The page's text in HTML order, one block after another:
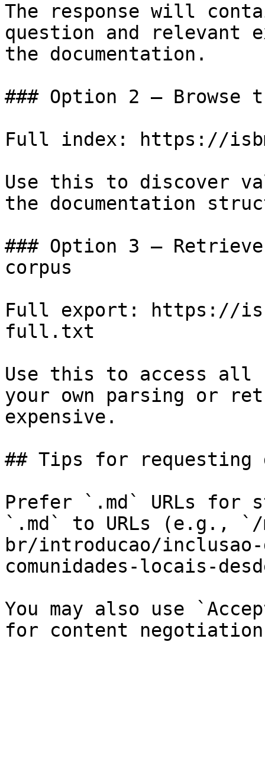
The response will
question and relevant
the documentation.
### Option 2 — Browse
Full index: https://
Use this to discover
the documentation
### Option 3 —
corpus
Full export: https://
full.txt
Use this to access all
your own parsing or
expensive.
## Tips for requesting
Prefer `.md` URLs for
`.md` to URLs (e.g., `/
br/introducao/
comunidades-locais-
You may also use